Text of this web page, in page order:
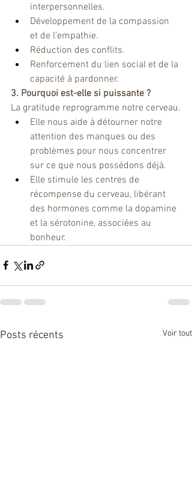
interpersonnelles.
Développement de la compassion
et de l’empathie.
Réduction des conflits.
Renforcement du lien social et de la
capacité à pardonner.
3. Pourquoi est-elle si puissante ?
La gratitude reprogramme notre cerveau.
Elle nous aide à détourner notre
attention des manques ou des
problèmes pour nous concentrer
sur ce que nous possédons déjà.
Elle stimule les centres de
récompense du cerveau, libérant
des hormones comme la dopamine
et la sérotonine, associées au
bonheur.
Posts récents Voir tout